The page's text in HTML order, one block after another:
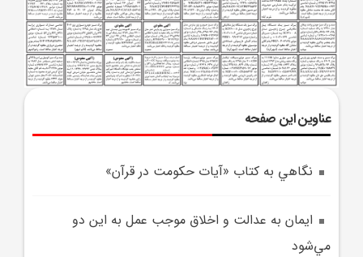
عناوین این صفحه
نگاهي به کتاب «آيات حکومت در قرآن»
ايمان به عدالت و اخلاق موجب عمل به اين دو
مي‌شود